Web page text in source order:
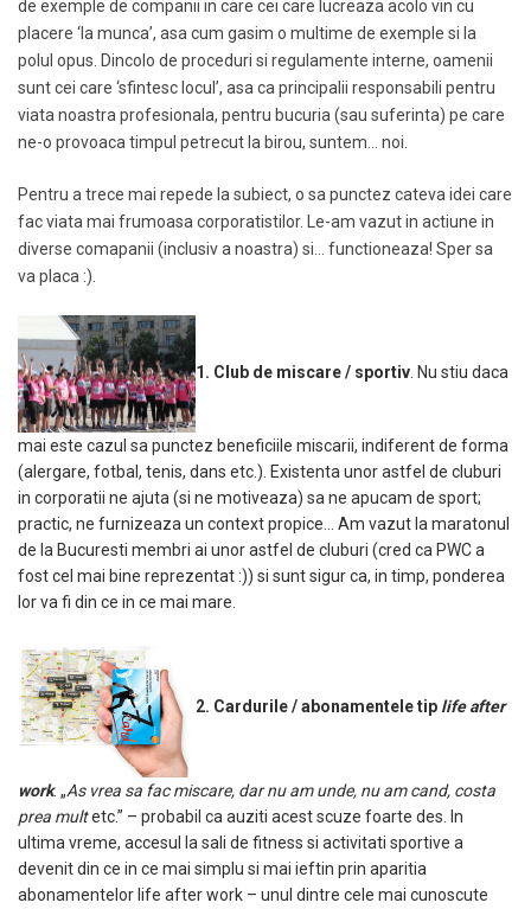
de exemple de companii in care cei care lucreaza acolo vin cu
placere ‘la munca’, asa cum gasim o multime de exemple si la
polul opus. Dincolo de proceduri si regulamente interne, oamenii
sunt cei care ‘sfintesc locul’, asa ca principalii responsabili pentru
viata noastra profesionala, pentru bucuria (sau suferinta) pe care
ne-o provoaca timpul petrecut la birou, suntem… noi.
Pentru a trece mai repede la subiect, o sa punctez cateva idei care
fac viata mai frumoasa corporatistilor. Le-am vazut in actiune in
diverse comapanii (inclusiv a noastra) si… functioneaza! Sper sa
va placa :).
1. Club de miscare / sportiv . Nu stiu daca
mai este cazul sa punctez beneficiile miscarii, indiferent de forma
(alergare, fotbal, tenis, dans etc.). Existenta unor astfel de cluburi
in corporatii ne ajuta (si ne motiveaza) sa ne apucam de sport;
practic, ne furnizeaza un context propice… Am vazut la maratonul
de la Bucuresti membri ai unor astfel de cluburi (cred ca PWC a
fost cel mai bine reprezentat :)) si sunt sigur ca, in timp, ponderea
lor va fi din ce in ce mai mare.
2. Cardurile / abonamentele tip life after
work. „As vrea sa fac miscare, dar nu am unde, nu am cand, costa
prea multetc.” – probabil ca auziti acest scuze foarte des. In
ultima vreme, accesul la sali de fitness si activitati sportive a
devenit din ce in ce mai simplu si mai ieftin prin aparitia
abonamentelor life after work – unul dintre cele mai cunoscute